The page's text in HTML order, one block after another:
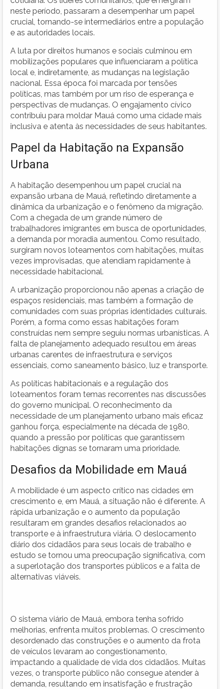
neste período, passaram a desempenhar um papel
crucial, tornando-se intermediários entre a população
e as autoridades locais.
A luta por direitos humanos e sociais culminou em
mobilizações populares que influenciaram a política
local e, indiretamente, as mudanças na legislação
nacional. Essa época foi marcada por tensões
políticas, mas também por um riso de esperança e
perspectivas de mudanças. O engajamento cívico
contribuiu para moldar Mauá como uma cidade mais
inclusiva e atenta às necessidades de seus habitantes.
Papel da Habitação na Expansão
Urbana
A habitação desempenhou um papel crucial na
expansão urbana de Mauá, refletindo diretamente a
dinâmica da urbanização e o fenômeno da migração.
Com a chegada de um grande número de
trabalhadores imigrantes em busca de oportunidades,
a demanda por moradia aumentou. Como resultado,
surgiram novos loteamentos com habitações, muitas
vezes improvisadas, que atendiam rapidamente à
necessidade habitacional.
A urbanização proporcionou não apenas a criação de
espaços residenciais, mas também a formação de
comunidades com suas próprias identidades culturais.
Porém, a forma como essas habitações foram
construídas nem sempre seguiu normas urbanísticas. A
falta de planejamento adequado resultou em áreas
urbanas carentes de infraestrutura e serviços
essenciais, como saneamento básico, luz e transporte.
As políticas habitacionais e a regulação dos
loteamentos foram temas recorrentes nas discussões
do governo municipal. O reconhecimento da
necessidade de um planejamento urbano mais eficaz
ganhou força, especialmente na década de 1980,
quando a pressão por políticas que garantissem
habitações dignas se tornaram uma prioridade.
Desafios da Mobilidade em Mauá
A mobilidade é um aspecto crítico nas cidades em
crescimento e, em Mauá, a situação não é diferente. A
rápida urbanização e o aumento da população
resultaram em grandes desafios relacionados ao
transporte e à infraestrutura viária. O deslocamento
diário dos cidadãos para seus locais de trabalho e
estudo se tornou uma preocupação significativa, com
a superlotação dos transportes públicos e a falta de
alternativas viáveis.
O sistema viário de Mauá, embora tenha sofrido
melhorias, enfrenta muitos problemas. O crescimento
desordenado das construções e o aumento da frota
de veículos levaram ao congestionamento,
impactando a qualidade de vida dos cidadãos. Muitas
vezes, o transporte público não consegue atender à
demanda, resultando em insatisfação e frustração